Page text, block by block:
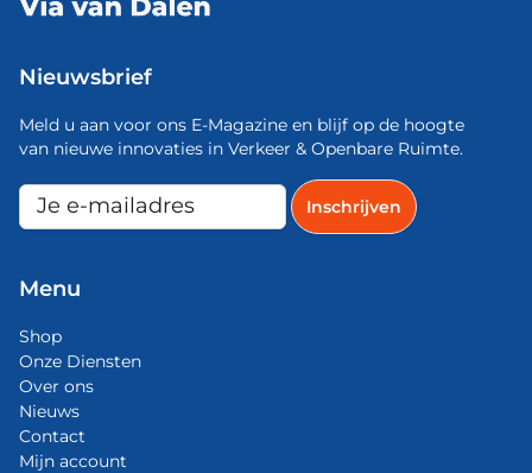
Nieuwsbrief
Meld u aan voor ons E-Magazine en blijf op de hoogte
van nieuwe innovaties in Verkeer & Openbare Ruimte.
Menu
Shop
Onze Diensten
Over ons
Nieuws
Contact
Mijn account